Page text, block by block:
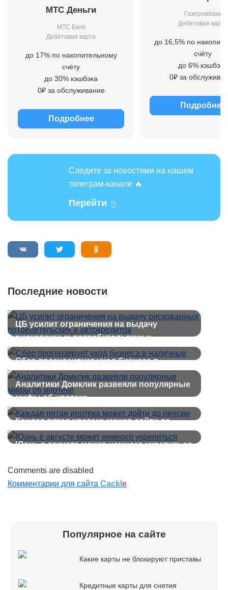
МТС Деньги
МТС Банк
Дебетовая карта
до 17% по накопительному
счёту
до 30% кэшбэка
0₽ за обслуживание
Подробнее
Газпромбанк
Дебетовая карта
до 16,5% по
счёту
до 6% кэшбэка
0₽ за
Подробнее
Следите за новостями на нашем
телеграм-канале 🔥
Перейти
Последние новости
ЦБ усилит ограничения на выдачу
рискованных потребительских и
автокредитов
Сбер прогнозирует уход бизнеса в
наличные
Аналитики Домклик развеяли популярные
мифы об ипотеке
Каждая пятая ипотека может дойти до
пенсии
Юань в августе может немного укрепиться
Comments are disabled
Комментарии для сайта Cackl e
Популярное на сайте
Какие карты не блокируют приставы
Кредитные карты для снятия